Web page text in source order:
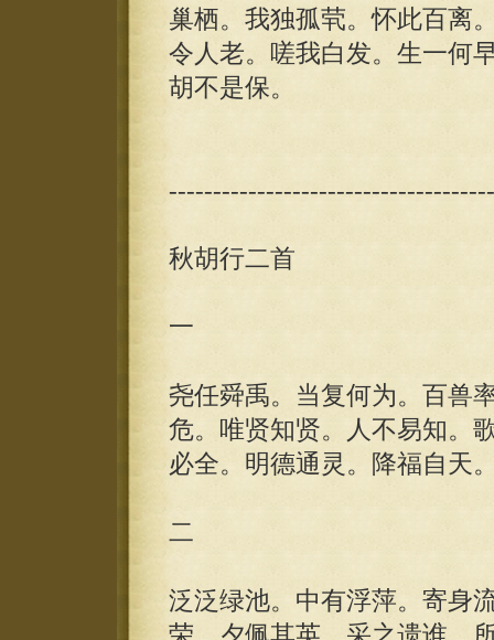
巢栖。我独孤茕。怀此百离
令人老。嗟我白发。生一何
胡不是保。
秋胡行二首
一
尧任舜禹。当复何为。百兽
危。唯贤知贤。人不易知。
必全。明德通灵。降福自天
二
泛泛绿池。中有浮萍。寄身